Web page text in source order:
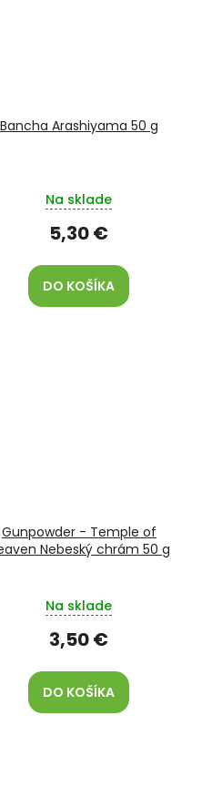
Bancha Arashiyama 50 g
Na sklade
5,30 €
DO KOŠÍKA
Gunpowder - Temple of
Nebeský chrám 50 g
Na sklade
3,50 €
DO KOŠÍKA